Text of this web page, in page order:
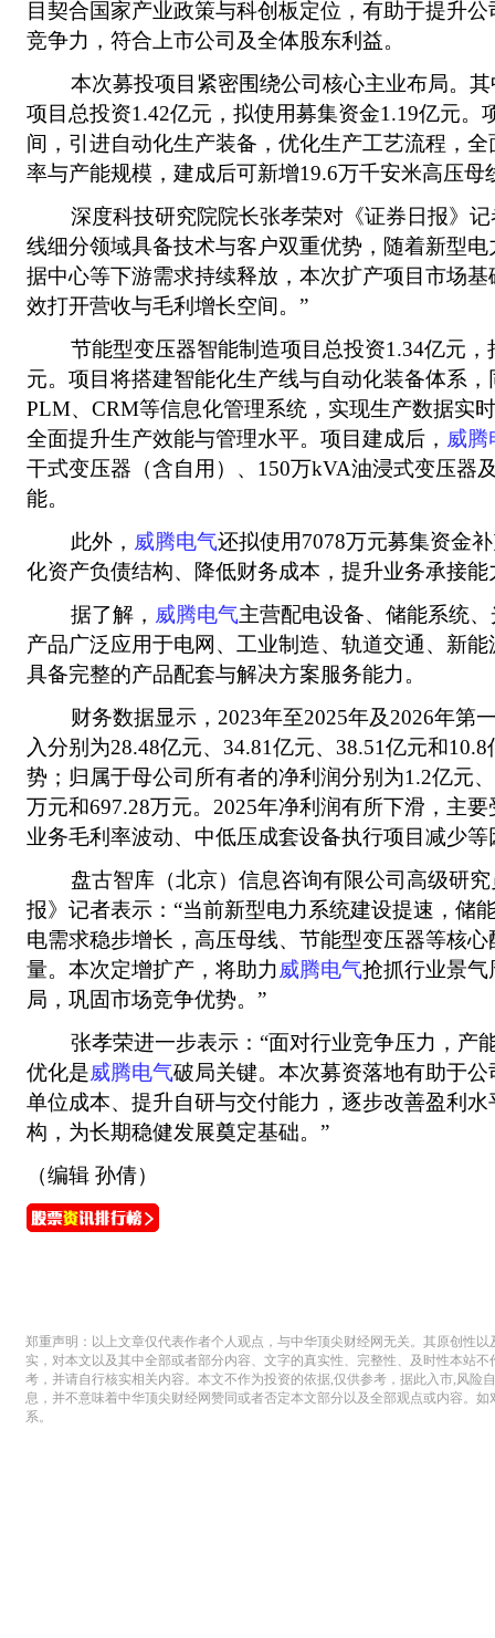
目契合国家产业政策与科创板定位，有助于提升
竞争力，符合上市公司及全体股东利益。
本次募投项目紧密围绕公司核心主业布局。其
项目总投资1.42亿元，拟使用募集资金1.19亿元。
间，引进自动化生产装备，优化生产工艺流程，
率与产能规模，建成后可新增19.6万千安米高压母
深度科技研究院院长张孝荣对《证券日报》记
线细分领域具备技术与客户双重优势，随着新型
据中心等下游需求持续释放，本次扩产项目市场
效打开营收与毛利增长空间。”
节能型变压器智能制造项目总投资1.34亿元，
元。项目将搭建智能化生产线与自动化装备体系
PLM、CRM等信息化管理系统，实现生产数据实
全面提升生产效能与管理水平。项目建成后， 威腾
干式变压器（含自用）、150万kVA油浸式变压器
能。
此外， 威腾电气还拟使用7078万元募集资金
化资产负债结构、降低财务成本，提升业务承接
据了解， 威腾电气主营配电设备、储能系统
产品广泛应用于电网、工业制造、轨道交通、新
具备完整的产品配套与解决方案服务能力。
财务数据显示，2023年至2025年及2026年第
入分别为28.48亿元、34.81亿元、38.51亿元和
势；归属于母公司所有者的净利润分别为1.2亿元
万元和697.28万元。2025年净利润有所下滑，主
业务毛利率波动、中低压成套设备执行项目减少等
盘古智库（北京）信息咨询有限公司高级研究
报》记者表示：“当前新型电力系统建设提速，储
电需求稳步增长，高压母线、节能型变压器等核
量。本次定增扩产，将助力威腾电气抢抓行业景
局，巩固市场竞争优势。”
张孝荣进一步表示：“面对行业竞争压力，产
优化是威腾电气破局关键。本次募资落地有助于
单位成本、提升自研与交付能力，逐步改善盈利
构，为长期稳健发展奠定基础。”
（编辑 孙倩）